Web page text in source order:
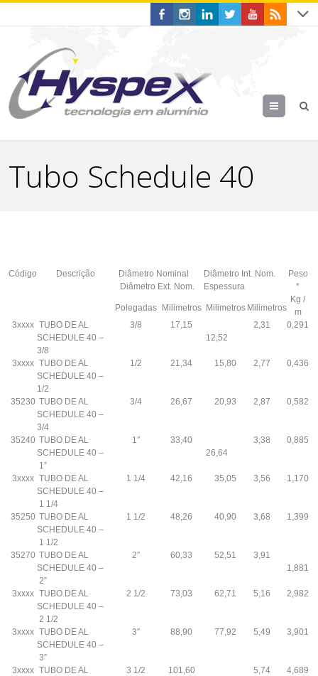
Menu
Tubo Schedule 40
Código Descrição
Diâmetro Nominal
Diâmetro Ext. Nom.
Diâmetro Int. Nom.
Espessura
Peso
*
Kg /
m
Polegadas Milimetros Milimetros Milimetros
3xxxx TUBO DE AL
SCHEDULE 40 –
3/8
3/8
17,15
12,52
2,31 0,291
3xxxx TUBO DE AL
SCHEDULE 40 –
1/2
1/2 21,34 15,80 2,77 0,436
35230 TUBO DE AL
SCHEDULE 40 –
3/4
3/4 26,67 20,93 2,87 0,582
35240 TUBO DE AL
SCHEDULE 40 –
1″
1″
33,40
26,64
3,38 0,885
3xxxx TUBO DE AL
SCHEDULE 40 –
1 1/4
1 1/4 42,16 35,05 3,56 1,170
35250 TUBO DE AL
SCHEDULE 40 –
1 1/2
1 1/2 48,26 40,90 3,68 1,399
35270 TUBO DE AL
SCHEDULE 40 –
2″
2″ 60,33 52,51
3,91
1,881
3xxxx TUBO DE AL
SCHEDULE 40 –
2 1/2
2 1/2 73,03 62,71 5,16 2,982
3xxxx TUBO DE AL
SCHEDULE 40 –
3″
3″ 88,90 77,92 5,49 3,901
3xxxx TUBO DE AL
3 1/2
101,60
5,74 4,689